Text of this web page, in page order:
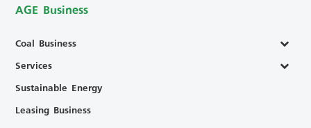
AGE Business
Coal Business
Services
Sustainable Energy
Leasing Business